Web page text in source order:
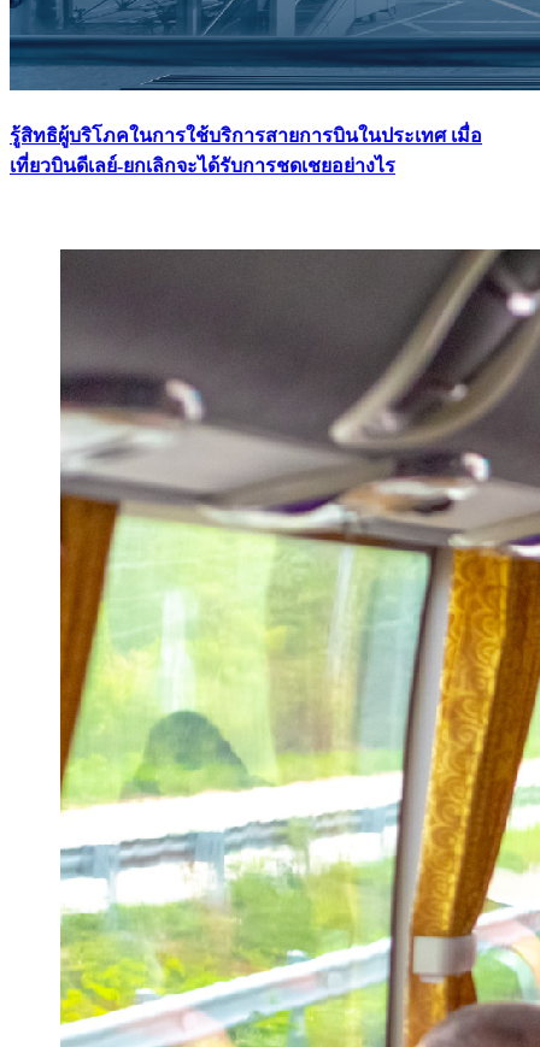
รู้สิทธิผู้บริโภคในการใช้บริการสายการบินในประเทศ เมื่อ
เที่ยวบินดีเลย์-ยกเลิกจะได้รับการชดเชยอย่างไร